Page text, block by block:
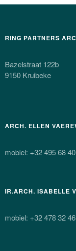
RING PARTNERS
Bazelstraat 122b
9150 Kruibeke
ARCH. ELLEN
mobiel: +32 495 68
IR.ARCH. ISABELLE
mobiel: +32 478 32